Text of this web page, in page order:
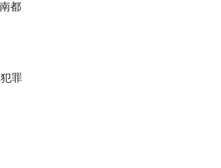
都
罪